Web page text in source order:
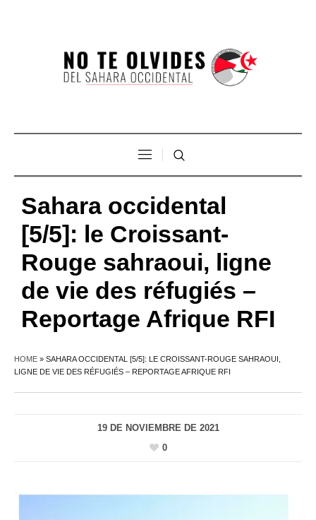
Sahara occidental
[5/5]: le Croissant-
Rouge sahraoui, ligne
de vie des réfugiés –
Reportage Afrique RFI
HOME » SAHARA OCCIDENTAL [5/5]: LE CROISSANT-ROUGE SAHRAOUI,
LIGNE DE VIE DES RÉFUGIÉS – REPORTAGE AFRIQUE RFI
19 DE NOVIEMBRE DE 2021
0